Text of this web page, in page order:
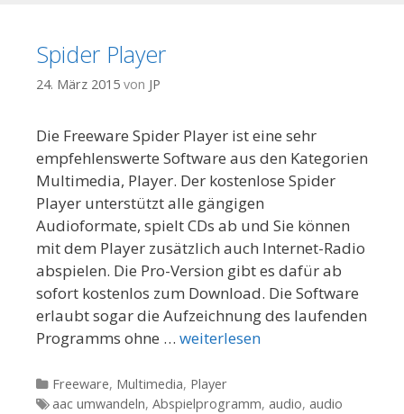
Spider Player
24. März 2015 von JP
Die Freeware Spider Player ist eine sehr
empfehlenswerte Software aus den Kategorien
Multimedia, Player. Der kostenlose Spider
Player unterstützt alle gängigen
Audioformate, spielt CDs ab und Sie können
mit dem Player zusätzlich auch Internet-Radio
abspielen. Die Pro-Version gibt es dafür ab
sofort kostenlos zum Download. Die Software
erlaubt sogar die Aufzeichnung des laufenden
Programms ohne … weiterlesen
Kategorien
Freeware, Multimedia, Player
Tags
aac umwandeln, Abspielprogramm, audio, audio